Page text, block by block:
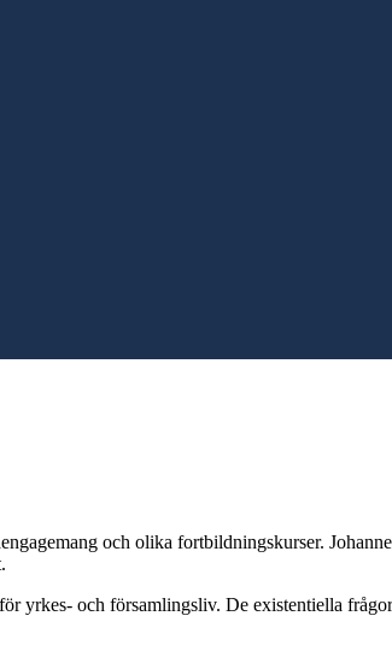
och olika fortbildningskurser.
yrkes- och församlingsliv. De existentiella